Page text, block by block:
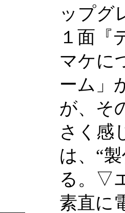
ップグ
１面『
マケに
ーム」
が、そ
さく感
は、“
る。▽
素直に